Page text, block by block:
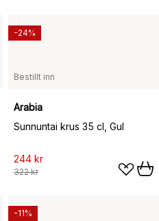
Bestillt inn
Arabia
Sunnuntai krus 35 cl, Gul
244 kr
322 kr
-24%
-11%